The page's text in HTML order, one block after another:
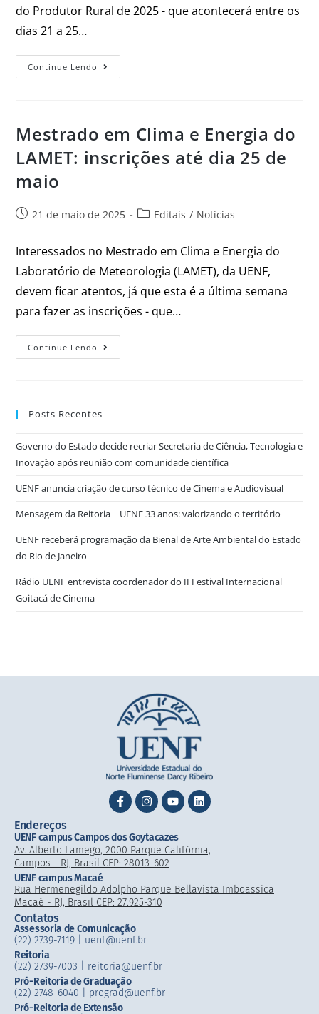
do Produtor Rural de 2025 - que acontecerá entre os
dias 21 a 25…
Continue Lendo
Mestrado em Clima e Energia do
LAMET: inscrições até dia 25 de
maio
21 de maio de 2025 Editais / Notícias
Interessados no Mestrado em Clima e Energia do
Laboratório de Meteorologia (LAMET), da UENF,
devem ficar atentos, já que esta é a última semana
para fazer as inscrições - que…
Continue Lendo
Posts Recentes
Governo do Estado decide recriar Secretaria de Ciência, Tecnologia e
Inovação após reunião com comunidade científica
UENF anuncia criação de curso técnico de Cinema e Audiovisual
Mensagem da Reitoria | UENF 33 anos: valorizando o território
UENF receberá programação da Bienal de Arte Ambiental do Estado
do Rio de Janeiro
Rádio UENF entrevista coordenador do II Festival Internacional
Goitacá de Cinema
Endereços
UENF campus Campos dos Goytacazes
Av. Alberto Lamego, 2000 Parque Califórnia,
Campos - RJ, Brasil CEP: 28013-602
UENF campus Macaé
Rua Hermenegildo Adolpho Parque Bellavista Imboassica
Macaé - RJ, Brasil CEP: 27.925-310
Contatos
Assessoria de Comunicação
(22) 2739-7119 | uenf@uenf.br
Reitoria
(22) 2739-7003 |​ reitoria@uenf.br
Pró-Reitoria de Graduação
(22) 2748-6040 | prograd@uenf.br
Pró-Reitoria de Extensão